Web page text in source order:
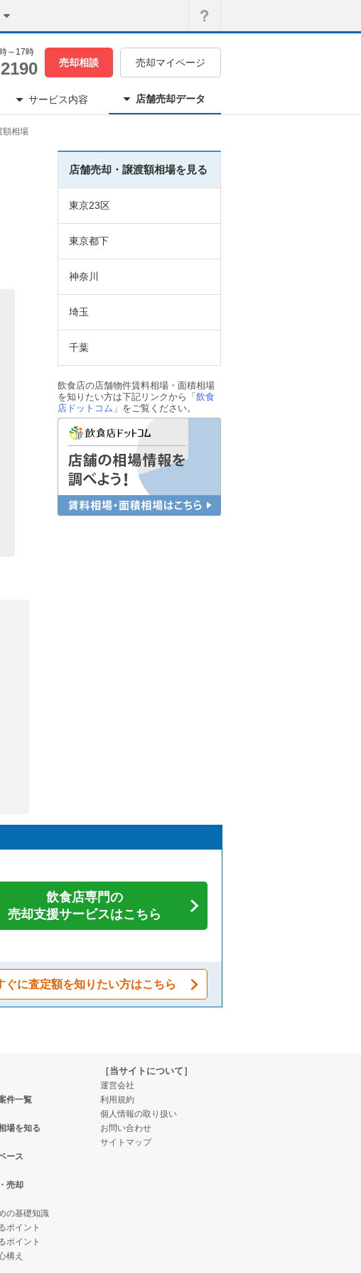
～17時
売却相談 売却マイページ
サービス内容 店舗売却データ
額相場
店舗売却・譲渡額相場を見る
東京23区
東京都下
神奈川
埼玉
千葉
飲食店の店舗物件賃料相場・面積相場
を知りたい方は下記リンクから「 飲食
店ドットコム 」をご覧ください。
飲食店専門の
売却支援サービスはこちら
ぐに査定額を知りたい方はこちら
件一覧
場を知る
ース
売却
の基礎知識
ポイント
ポイント
構え
［当サイトについて］
運営会社
利用規約
個人情報の取り扱い
お問い合わせ
サイトマップ